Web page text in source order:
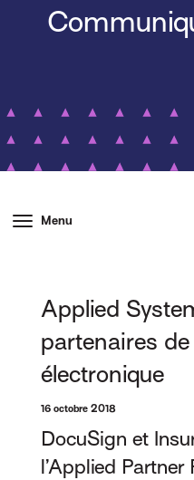
Menu
Applied
partenaires
électronique
16 octobre 2018
DocuSign et
l’Applied